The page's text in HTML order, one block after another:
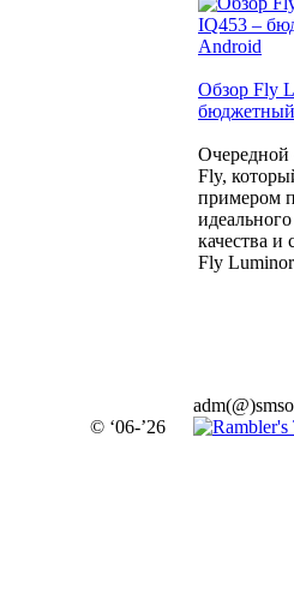
Обзор Fly
Очередной
Fly,
примером
качества и
Fly
© ‘06-’26